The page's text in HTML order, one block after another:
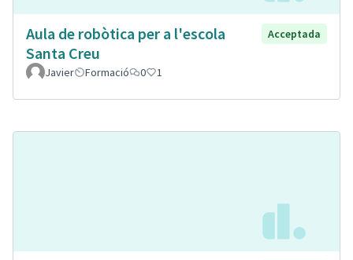
Aula de robòtica per a l'escola
Santa Creu
Acceptada
Javier Formació 0 1